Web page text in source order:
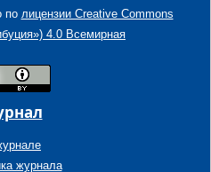
по лицензии Creative Commons
4.0 Всемирная
журнала